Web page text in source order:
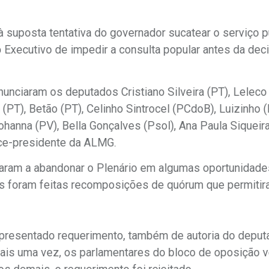
suposta tentativa do governador sucatear o serviço
Executivo de impedir a consulta popular antes da
os deputados Cristiano Silveira (PT),
Betão (PT), Celinho Sintrocel (PCdoB), Luizinho
(PV), Bella Gonçalves (Psol), Ana Paula
presidente da ALMG.
a abandonar o Plenário em algumas
foram feitas recomposições de quórum que
requerimento, também de autoria do
uma vez, os parlamentares do bloco de oposição